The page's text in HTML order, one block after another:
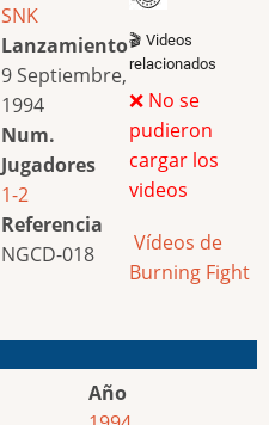
SNK
Lanzamiento
9 Septiembre,
1994
Num.
Jugadores
1-2
Referencia
NGCD-018
🎬 Videos
relacionados
❌ No se
pudieron
cargar los
videos
Vídeos de
Burning Fight
Año